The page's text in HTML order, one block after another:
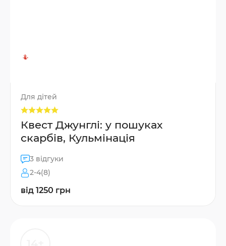
Для дітей
Квест Джунглі: у пошуках
скарбів, Кульмінація
3 відгуки
2-4(8)
від 1250 грн